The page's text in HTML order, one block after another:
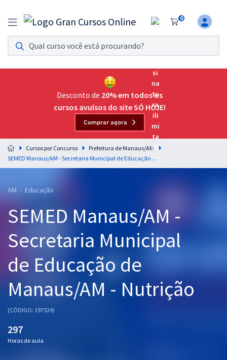
0
Assinatura Ilimitada 11
Acesso a todos os cursos. Teste grátis por 7 dias!
Assinatura OAB Até Passar
Acesso ilimitado a toda preparação para o Exame da
Residências Multiprofissionais
Preparação completa e intensiva para as principais
residências em saúde do Brasil
Cursos 20% OFF
Pós
Graduação
OAB
Questões grátis
Desconto de 20% em todos os
cursos avulsos do site SÓ HOJE!
Comprar agora
Cursos por Concurso
Prefeitura de Manaus/AM
SEMED Manaus/AM - Secretaria Municipal de Educação de Manaus/AM - Nutrição
AM - Educação
SEMED Manaus/AM -
Secretaria Municipal
de Educação de
Manaus/AM - Nutrição
(CÓDIGO: 197539)
297
Horas de aula